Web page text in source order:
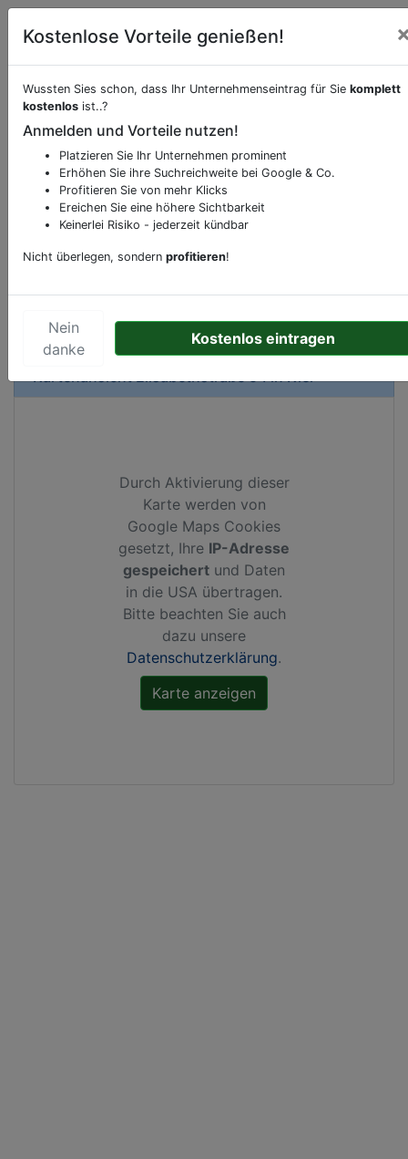
Beschreibung & Services von
Sie möchten eine Beschreibung, Dienstleistung
oder andere relevante Informationen hinzufügen?
Klicken Sie bittehierum uns zu kontaktieren.
Gerne erweitern wir Ihren Firmeneintrag um
Ihr Unternehmen anbietet und womit Sie sich von
KartenansichtElisabethstraße 54inKiel
Durch Aktivierung dieser
Karte werden von
Google Maps Cookies
gesetzt, Ihre IP-Adresse
gespeichert und Daten
in die USA übertragen.
Bitte beachten Sie auch
dazu unsere
Datenschutzerklärung.
Kostenlose Vorteile genießen!
Wussten Sies schon, dass Ihr Unternehmenseintrag für Sie komplett
kostenlos ist..?
Anmelden und Vorteile nutzen!
Platzieren Sie Ihr Unternehmen prominent
Erhöhen Sie ihre Suchreichweite bei Google & Co.
Profitieren Sie von mehr Klicks
Ereichen Sie eine höhere Sichtbarkeit
Keinerlei Risiko - jederzeit kündbar
Nicht überlegen, sondern profitieren!
Nein
danke
Kostenlos eintragen